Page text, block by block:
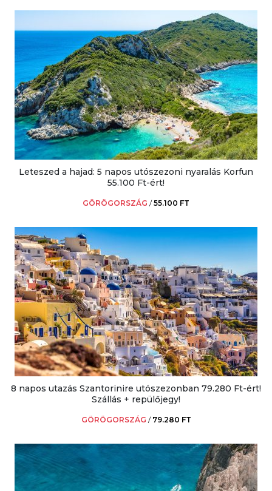
Leteszed a hajad: 5 napos utószezoni nyaralás Korfun
55.100 Ft-ért!
GÖRÖGORSZÁG /55.100 FT
8 napos utazás Szantorinire utószezonban 79.280 Ft-ért!
Szállás + repülőjegy!
GÖRÖGORSZÁG / 79.280 FT